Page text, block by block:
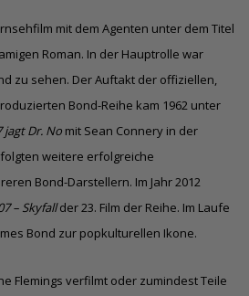
mit dem Agenten unter dem Titel
Roman. In der Hauptrolle war
zu sehen. Der Auftakt der offiziellen,
Bond-Reihe kam 1962 unter
jagt Dr. No mit Sean Connery in der
weitere erfolgreiche
Bond-Darstellern. Im Jahr 2012
– Skyfallder 23. Film der Reihe. Im Laufe
Bond zur popkulturellen Ikone.
Flemings verfilmt oder zumindest Teile